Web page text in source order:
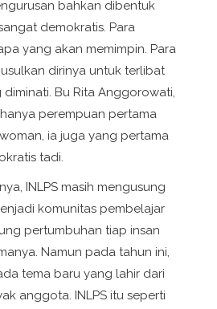
bahkan dibentuk
demokratis. Para
yang akan memimpin. Para
dirinya untuk terlibat
Bu Rita Anggorowati,
perempuan pertama
ia juga yang pertama
tadi.
INLPS masih mengusung
komunitas pembelajar
pertumbuhan tiap insan
Namun pada tahun ini,
tema baru yang lahir dari
anggota. INLPS itu seperti